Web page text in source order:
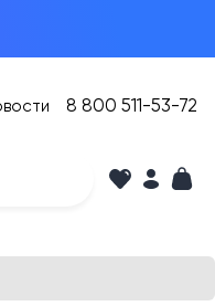
8 800 511-53-72